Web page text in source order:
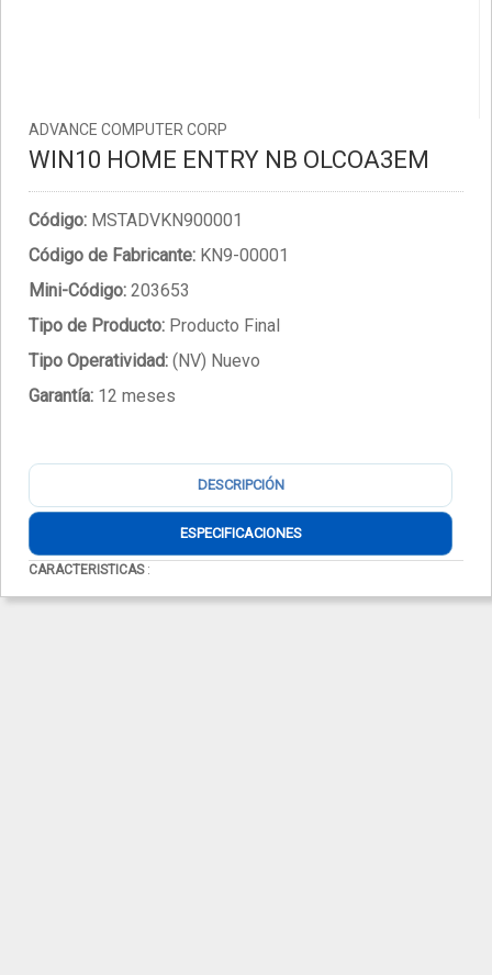
ADVANCE COMPUTER CORP
WIN10 HOME ENTRY NB OLCOA3EM
Código: MSTADVKN900001
Código de Fabricante: KN9-00001
Mini-Código: 203653
Tipo de Producto: Producto Final
Tipo Operatividad: (NV) Nuevo
Garantía: 12 meses
DESCRIPCIÓN
ESPECIFICACIONES
CARACTERISTICAS: